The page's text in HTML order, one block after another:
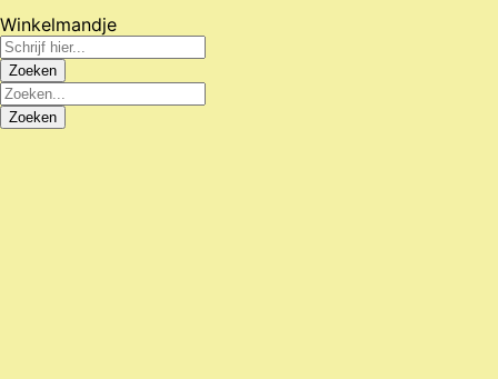
Winkelmandje